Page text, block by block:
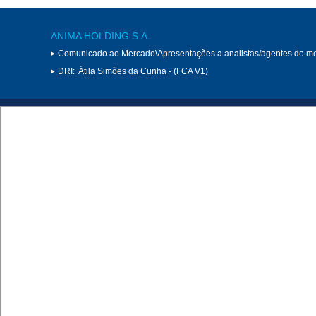
ANIMA HOLDING S.A.
Comunicado ao Mercado\Apresentações a analistas/agentes do
DRI: Átila Simões da Cunha - (FCA V1)